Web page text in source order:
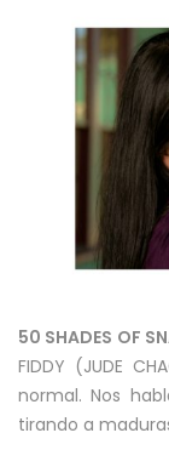
50 SHADES OF
FIDDY (JUDE
normal. Nos
tirando a